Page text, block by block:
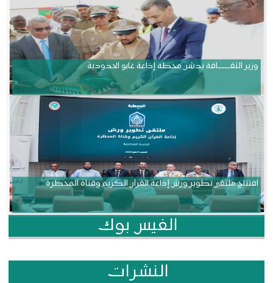
وزير الثقــــــــــافة يدشن محطة إذاعة غابو الحدودية
افتتاح ملتقى تطوير ورش إذاعة القرآن الكريم وقناة المحظرة
الفيس بوك
النشرات